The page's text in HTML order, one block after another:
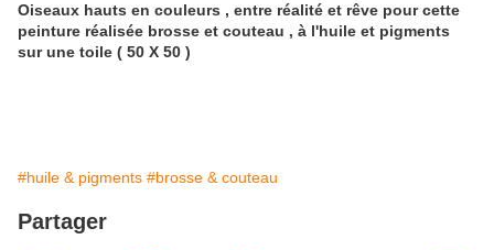
Oiseaux hauts en couleurs , entre réalité et rêve pour cette
peinture réalisée brosse et couteau , à l'huile et pigments
sur une toile ( 50 X 50 )
#huile & pigments #brosse & couteau
Partager